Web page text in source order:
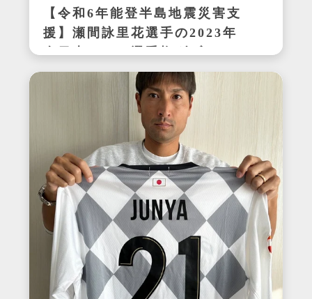
【令和6年能登半島地震災害支
援】瀬間詠里花選手の2023年
全日本テニス選手権ダブルス
優勝時サイン入りラケット